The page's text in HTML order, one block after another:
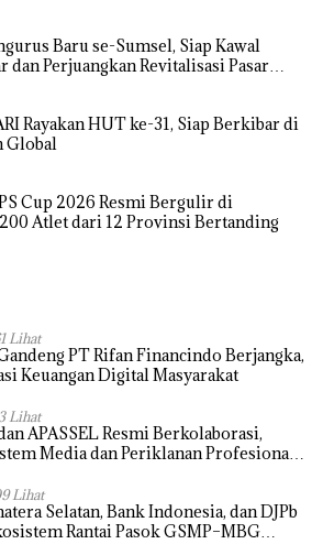
Baru se-Sumsel, Siap Kawal
dan Perjuangkan Revitalisasi Pasar
Rayakan HUT ke-31, Siap Berkibar di
Global
Cup 2026 Resmi Bergulir di
Atlet dari 12 Provinsi Bertanding
Lihat
PT Rifan Financindo Berjangka,
Keuangan Digital Masyarakat
Lihat
APASSEL Resmi Berkolaborasi,
Media dan Periklanan Profesional
Lihat
Selatan, Bank Indonesia, dan DJPb
Rantai Pasok GSMP–MBG